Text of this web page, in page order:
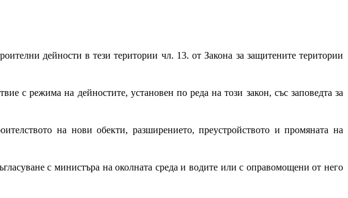
дейности в тези територии чл. 13. от Закона за защитените територии
с режима на дейностите, установен по реда на този закон, със заповедта за
на нови обекти, разширението, преустройството и промяната на
с министъра на околната среда и водите или с оправомощени от него